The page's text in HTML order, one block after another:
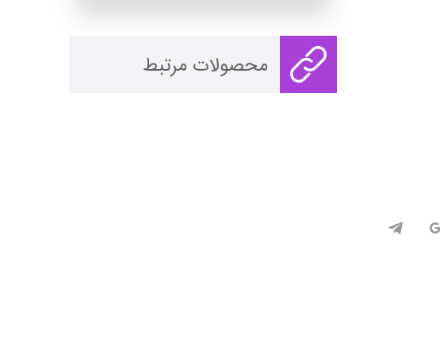
محصولات مرتبط